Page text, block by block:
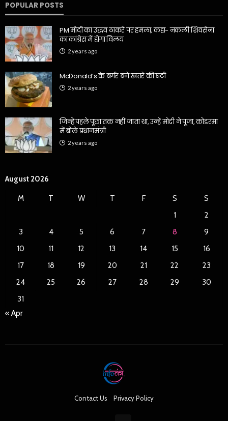
POPULAR POSTS
PM मोदी का उद्धव ठाकरे पर हमला, कहा- नकली शिवसेना
का कांग्रेस में होगा विलय
2 years ago
McDonald’s के बर्गर बने खतरे की घंटी
2 years ago
जिन्हें पहले पूछा तक नहीं जाता था, उन्हें मोदी ने पूजा, कोडरमा
में बोले प्रधानमंत्री
2 years ago
August 2026
M T W T F S
S
1
2
3
4 5 6 7 8
9
10
11 12 13 14 15
16
17
18 19 20 21 22
23
24
25 26 27 28 29
30
31
« Apr
Contact Us Privacy Policy